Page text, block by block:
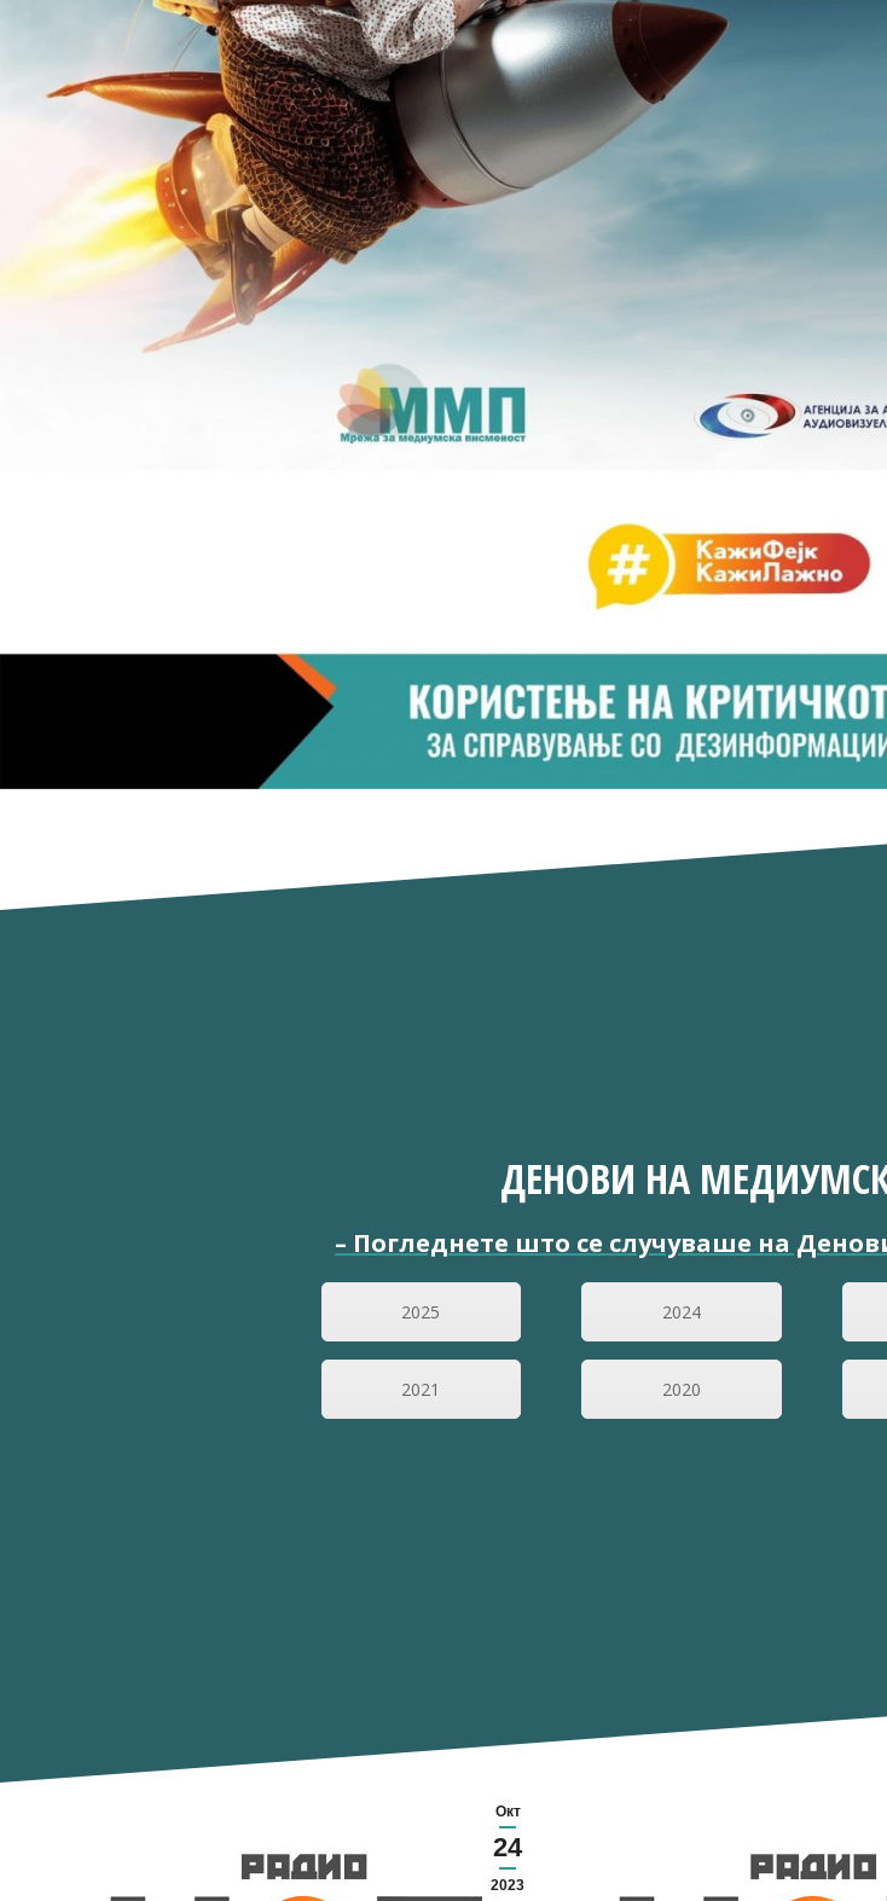
ДЕНОВИ НА
– Погледнете што се случуваше на
2025 2024
2021 2020
Окт
24
2023